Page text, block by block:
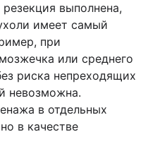
выполнена,
имеет самый
при
или среднего
риска непреходящих
невозможна.
в отдельных
в качестве